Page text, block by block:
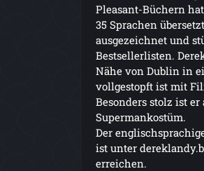
Pleasant-Büchern
35 Sprachen
ausgezeichnet und
Bestsellerlisten.
Nähe von Dublin in
vollgestopft ist mit
Besonders stolz ist
Supermankostüm.
Der
ist unter
erreichen.